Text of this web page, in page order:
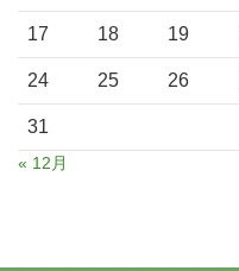
17 18 19
24 25 26
31
« 12月